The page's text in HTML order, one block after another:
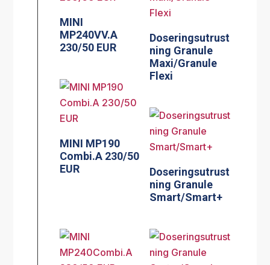
MINI
MP240VV.A
230/50 EUR
Doseringsutrust
ning Granule
Maxi/Granule
Flexi
MINI MP190
Combi.A 230/50
EUR
Doseringsutrust
ning Granule
Smart/Smart+